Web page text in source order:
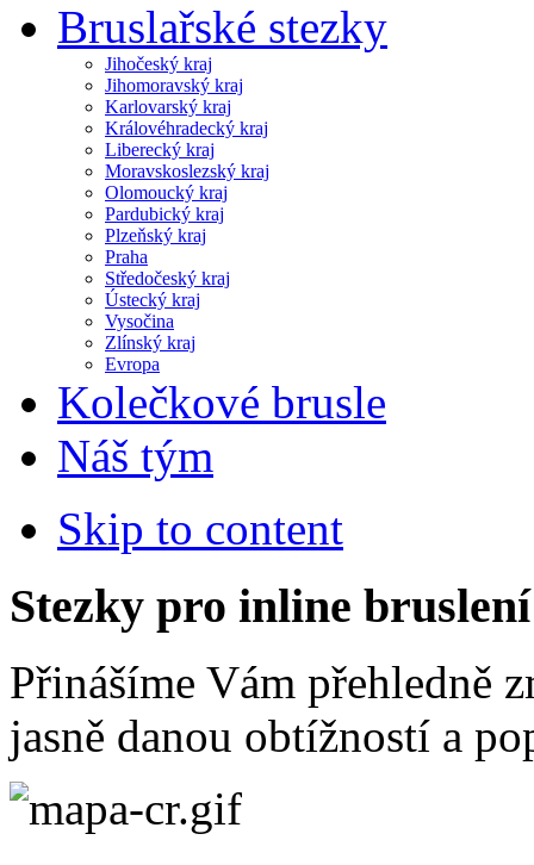
Bruslařské stezky
Jihočeský kraj
Jihomoravský kraj
Karlovarský kraj
Královéhradecký kraj
Liberecký kraj
Moravskoslezský kraj
Olomoucký kraj
Pardubický kraj
Plzeňský kraj
Praha
Středočeský kraj
Ústecký kraj
Vysočina
Zlínský kraj
Evropa
Kolečkové brusle
Náš tým
Skip to content
Stezky pro inline bruslení
Přinášíme Vám přehledně
jasně danou obtížností a